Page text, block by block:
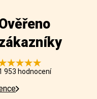
953 hodnocení